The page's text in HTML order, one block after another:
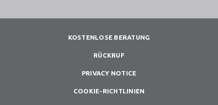
KOSTENLOSE BERATUNG
RÜCKRUF
PRIVACY NOTICE
COOKIE-RICHTLINIEN